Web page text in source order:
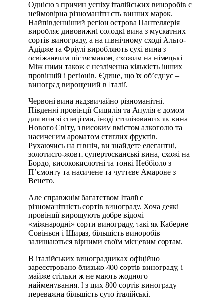
Однією з причин успіху італійських виноробів є
неймовірна різноманітність винних марок.
Найпівденніший регіон острова Пантеллерія
виробляє дивовижні солодкі вина з мускатних
сортів винограду, а на північному сході Альто-
Адідже та Фріулі виробляють сухі вина з
освіжаючим післясмаком, схожим на німецькі.
Між ними також є незліченна кількість інших
провінцій і регіонів. Єдине, що їх об’єднує –
виноград вирощений в Італії.
Червоні вина надзвичайно різноманітні.
Південні провінції Сицилія та Апулія є домом
для вин зі спеціями, іноді стилізованих як вина
Нового Світу, з високим вмістом алкоголю та
насиченим ароматом стиглих фруктів.
Рухаючись на північ, ви знайдете елегантні,
золотисто-жовті супертосканські вина, схожі на
Бордо, висококислотні та тонкі Неббіоло з
П’ємонту та насичене та чуттєве Амароне з
Венето.
Але справжнім багатством Італії є
різноманітність сортів винограду. Хоча деякі
провінції вирощують добре відомі
«міжнародні» сорти винограду, такі як Каберне
Совіньон і Шираз, більшість виноробів
залишаються вірними своїм місцевим сортам.
В італійських виноградниках офіційно
зареєстровано близько 400 сортів винограду, і
майже стільки ж не мають жодного
найменування. І з цих 800 сортів винограду
переважна більшість суто італійські.